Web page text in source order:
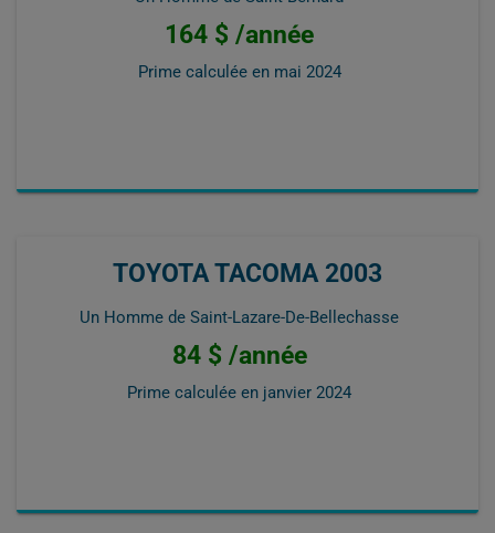
164 $ /année
Prime calculée en mai 2024
TOYOTA TACOMA 2003
Un Homme de Saint-Lazare-De-Bellechasse
84 $ /année
Prime calculée en janvier 2024